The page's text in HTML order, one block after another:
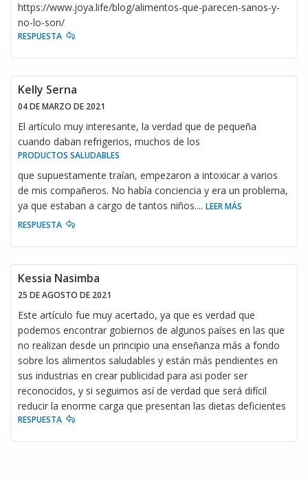
https://www.joya.life/blog/alimentos-que-parecen-sanos-y-
no-lo-son/
RESPUESTA
Kelly Serna
04 DE MARZO DE 2021
El artículo muy interesante, la verdad que de pequeña
cuando daban refrigerios, muchos de los
PRODUCTOS SALUDABLES
que supuestamente traían, empezaron a intoxicar a varios
de mis compañeros. No había conciencia y era un problema,
ya que estaban a cargo de tantos niños.... LEER MÁS
RESPUESTA
Kessia Nasimba
25 DE AGOSTO DE 2021
Este artículo fue muy acertado, ya que es verdad que
podemos encontrar gobiernos de algunos países en las que
no realizan desde un principio una enseñanza más a fondo
sobre los alimentos saludables y están más pendientes en
sus industrias en crear publicidad para asi poder ser
reconocidos, y si seguimos así de verdad que será difícil
reducir la enorme carga que presentan las dietas deficientes
RESPUESTA